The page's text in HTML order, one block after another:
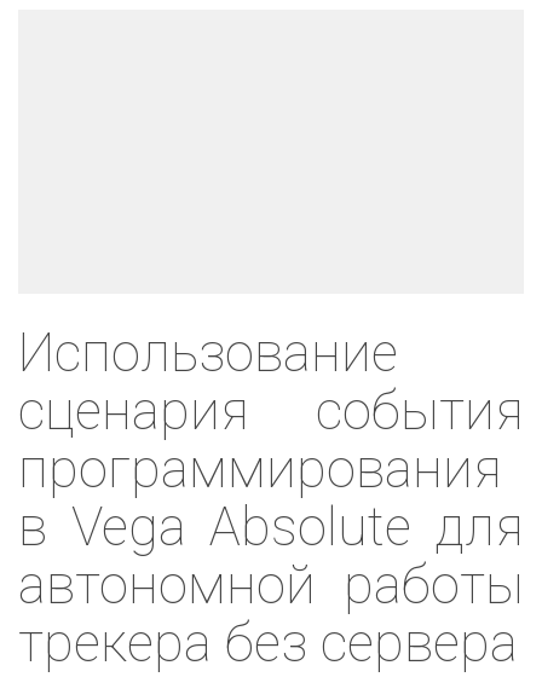
Использование
сценария события
программирования
в Vega Absolute для
автономной работы
трекера без сервера